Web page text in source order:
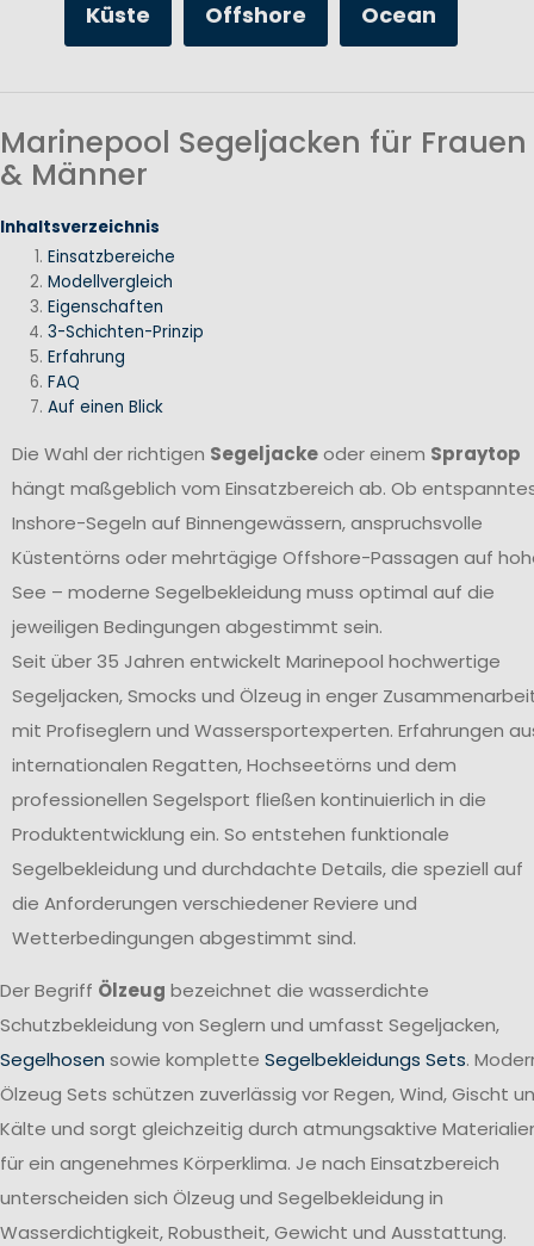
Küste Offshore Ocean
Marinepool Segeljacken für Frauen
& Männer
Inhaltsverzeichnis
Einsatzbereiche
Modellvergleich
Eigenschaften
3-Schichten-Prinzip
Erfahrung
FAQ
Auf einen Blick
Die Wahl der richtigen Segeljackeoder einem Spraytop
hängt maßgeblich vom Einsatzbereich ab. Ob
Inshore-Segeln auf Binnengewässern, anspruchsvolle
Küstentörns oder mehrtägige Offshore-Passagen auf
See – moderne Segelbekleidung muss optimal auf die
jeweiligen Bedingungen abgestimmt sein.
Seit über 35 Jahren entwickelt Marinepool hochwertige
Segeljacken, Smocks und Ölzeug in enger
mit Profiseglern und Wassersportexperten. Erfahrungen
internationalen Regatten, Hochseetörns und dem
professionellen Segelsport fließen kontinuierlich in die
Produktentwicklung ein. So entstehen funktionale
Segelbekleidung und durchdachte Details, die speziell auf
die Anforderungen verschiedener Reviere und
Wetterbedingungen abgestimmt sind.
Der Begriff Ölzeug bezeichnet die wasserdichte
Schutzbekleidung von Seglern und umfasst Segeljacken,
Segelhosen sowie komplette Segelbekleidungs Sets.
Ölzeug Sets schützen zuverlässig vor Regen, Wind, Gischt
Kälte und sorgt gleichzeitig durch atmungsaktive
für ein angenehmes Körperklima. Je nach Einsatzbereich
unterscheiden sich Ölzeug und Segelbekleidung in
Wasserdichtigkeit, Robustheit, Gewicht und Ausstattung.